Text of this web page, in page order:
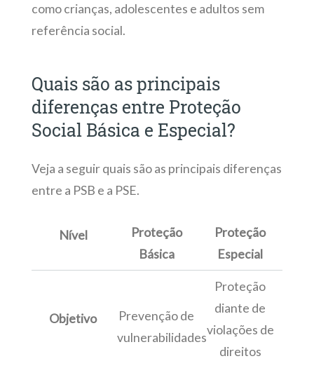
como crianças, adolescentes e adultos sem
referência social.
Quais são as principais
diferenças entre Proteção
Social Básica e Especial?
Veja a seguir quais são as principais diferenças
entre a PSB e a PSE.
Nível
Proteção
Básica
Proteção
Especial
Objetivo
Prevenção de
vulnerabilidades
Proteção
diante de
violações de
direitos